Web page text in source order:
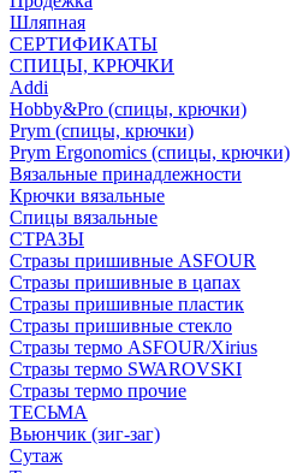
Шляпная
СЕРТИФИКАТЫ
СПИЦЫ, КРЮЧКИ
Addi
Hobby&Pro (спицы, крючки)
Prym (спицы, крючки)
Prym Ergonomics (спицы, крючки)
Вязальные принадлежности
Крючки вязальные
Спицы вязальные
СТРАЗЫ
Стразы пришивные ASFOUR
Стразы пришивные в цапах
Стразы пришивные пластик
Стразы пришивные стекло
Стразы термо ASFOUR/Xirius
Стразы термо SWAROVSKI
Стразы термо прочие
ТЕСЬМА
Вьюнчик (зиг-заг)
Сутаж